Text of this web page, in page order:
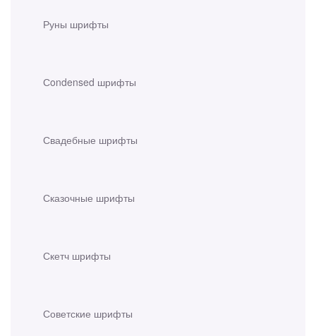
Руны шрифты
Сondensed шрифты
Свадебные шрифты
Сказочные шрифты
Скетч шрифты
Советские шрифты